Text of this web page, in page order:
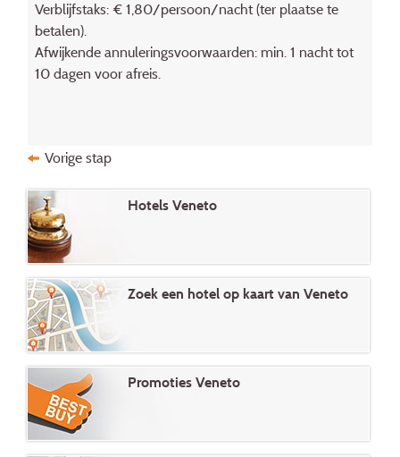
Verblijfstaks: € 1,80/persoon/nacht (ter plaatse te
betalen).
Afwijkende annuleringsvoorwaarden: min. 1 nacht tot
10 dagen voor afreis.
Vorige stap
Hotels Veneto
Zoek een hotel op kaart van Veneto
Promoties Veneto